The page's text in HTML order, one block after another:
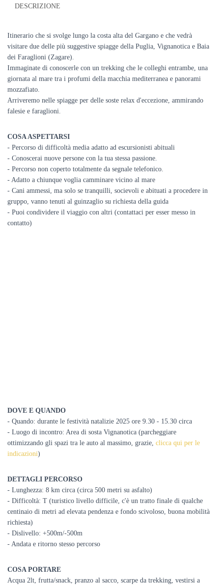
DESCRIZIONE
Itinerario che si svolge lungo la costa alta del Gargano e che vedrà
visitare due delle più suggestive spiagge della Puglia, Vignanotica e Baia
dei Faraglioni (Zagare).
Immaginate di conoscerle con un trekking che le colleghi entrambe, una
giornata al mare tra i profumi della macchia mediterranea e panorami
mozzafiato.
Arriveremo nelle spiagge per delle soste relax d'eccezione, ammirando
falesie e faraglioni.
COSA ASPETTARSI
- Percorso di difficoltà media adatto ad escursionisti abituali
- Conoscerai nuove persone con la tua stessa passione.
- Percorso non coperto totalmente da segnale telefonico.
- Adatto a chiunque voglia camminare vicino al mare
- Cani ammessi, ma solo se tranquilli, socievoli e abituati a procedere in
gruppo, vanno tenuti al guinzaglio su richiesta della guida
- Puoi condividere il viaggio con altri (contattaci per esser messo in
contatto)
DOVE E QUANDO
- Quando: durante le festività natalizie 2025 ore 9.30 - 15.30 circa
- Luogo di incontro: Area di sosta Vignanotica (parcheggiare
ottimizzando gli spazi tra le auto al massimo, grazie, clicca qui per le
indicazioni)
DETTAGLI PERCORSO
- Lunghezza: 8 km circa (circa 500 metri su asfalto)
- Difficoltà: T (turistico livello difficile, c'è un tratto finale di qualche
centinaio di metri ad elevata pendenza e fondo scivoloso, buona mobilità
richiesta)
- Dislivello: +500m/-500m
- Andata e ritorno stesso percorso
COSA PORTARE
Acqua 2lt, frutta/snack, pranzo al sacco, scarpe da trekking, vestirsi a